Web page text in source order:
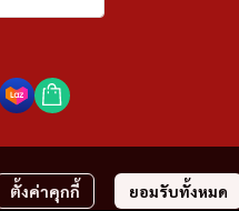
ตั้งค่าคุกกี้ ยอมรับทั้งหมด